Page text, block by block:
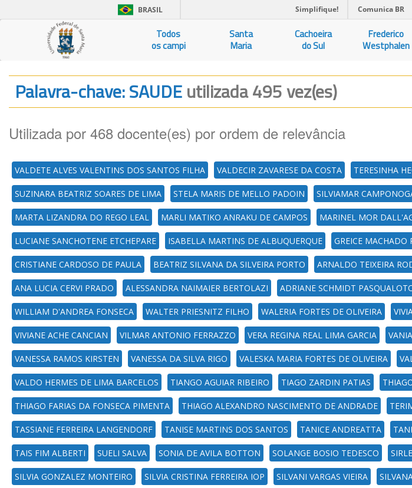
BRASIL Simplifique! Comunica BR
Todos
os campi
Santa
Maria
Cachoeira
do Sul
Frederico
Westphalen
Palavra-chave: SAUDEutilizada 495 vez(es)
Utilizada por 468 docente(es) por ordem de relevância
VALDETE ALVES VALENTINS DOS SANTOS FILHA VALDECIR ZAVARESE DA COSTA TERESINHA
SUZINARA BEATRIZ SOARES DE LIMA STELA MARIS DE MELLO PADOIN SILVIAMAR
MARTA LIZANDRA DO REGO LEAL MARLI MATIKO ANRAKU DE CAMPOS MARINEL MOR
LUCIANE SANCHOTENE ETCHEPARE ISABELLA MARTINS DE ALBUQUERQUE GREICE MACHADO
CRISTIANE CARDOSO DE PAULA BEATRIZ SILVANA DA SILVEIRA PORTO ARNALDO TEIXEIRA
ANA LUCIA CERVI PRADO ALESSANDRA NAIMAIER BERTOLAZI ADRIANE SCHMIDT
WILLIAM D'ANDREA FONSECA WALTER PRIESNITZ FILHO WALERIA FORTES DE OLIVEIRA
VIVIANE ACHE CANCIAN VILMAR ANTONIO FERRAZZO VERA REGINA REAL LIMA GARCIA
VANESSA RAMOS KIRSTEN VANESSA DA SILVA RIGO VALESKA MARIA FORTES DE OLIVEIRA
VALDO HERMES DE LIMA BARCELOS TIANGO AGUIAR RIBEIRO TIAGO ZARDIN PATIAS
THIAGO FARIAS DA FONSECA PIMENTA THIAGO ALEXANDRO NASCIMENTO DE ANDRADE
TASSIANE FERREIRA LANGENDORF TANISE MARTINS DOS SANTOS TANICE ANDREATTA
TAIS FIM ALBERTI SUELI SALVA SONIA DE AVILA BOTTON SOLANGE BOSIO TEDESCO
SILVIA GONZALEZ MONTEIRO SILVIA CRISTINA FERREIRA IOP SILVANI VARGAS VIEIRA